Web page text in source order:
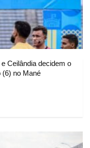
Ceilândia decidem o
(6) no Mané